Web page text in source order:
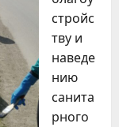
стройс
тву и
наведе
нию
санита
рного